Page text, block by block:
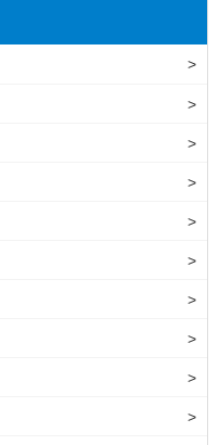
>
>
>
>
>
>
>
>
>
>